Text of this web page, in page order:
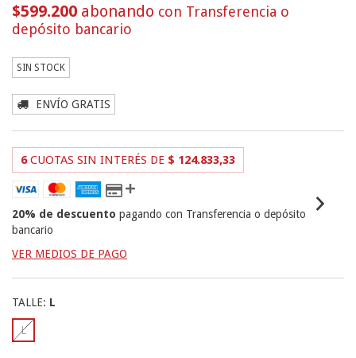
$599.200 con Transferencia o
depósito bancario
SIN STOCK
ENVÍO GRATIS
6CUOTAS SIN INTERÉS DE $ 124.833,33
20% de descuento pagando con Transferencia o depósito
bancario
VER MEDIOS DE PAGO
TALLE: L
L